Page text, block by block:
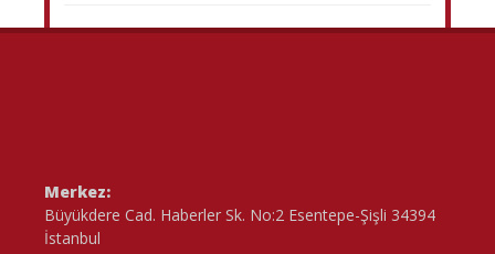
Merkez:
Büyükdere Cad. Haberler Sk. No:2 Esentepe-Şişli 34394
İstanbul